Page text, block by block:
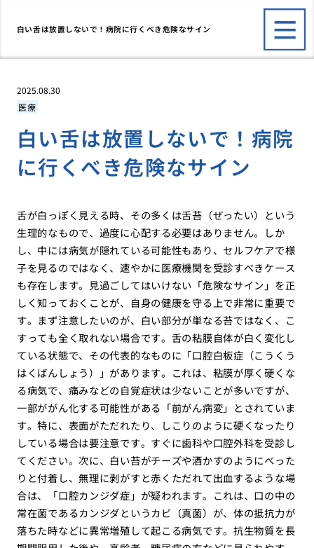
白い舌は放置しないで！病院に行くべき危険なサイン
2025.08.30
医療
白い舌は放置しないで！病院
に行くべき危険なサイン
舌が白っぽく見える時、その多くは舌苔（ぜったい）という
生理的なもので、過度に心配する必要はありません。しか
し、中には病気が隠れている可能性もあり、セルフケアで様
子を見るのではなく、速やかに医療機関を受診すべきケース
も存在します。見過ごしてはいけない「危険なサイン」を正
しく知っておくことが、自身の健康を守る上で非常に重要で
す。まず注意したいのが、白い部分が単なる苔ではなく、こ
すっても全く取れない場合です。舌の粘膜自体が白く変化し
ている状態で、その代表的なものに「口腔白板症（こうくう
はくばんしょう）」があります。これは、粘膜が厚く硬くな
る病気で、痛みなどの自覚症状は少ないことが多いですが、
一部ががん化する可能性がある「前がん病変」とされていま
す。特に、表面がただれたり、しこりのように硬くなったり
している場合は要注意です。すぐに歯科や口腔外科を受診し
てください。次に、白い苔がチーズや酒かすのようにべった
りと付着し、無理に剥がすと赤くただれて出血するような場
合は、「口腔カンジダ症」が疑われます。これは、口の中の
常在菌であるカンジダというカビ（真菌）が、体の抵抗力が
落ちた時などに異常増殖して起こる病気です。抗生物質を長